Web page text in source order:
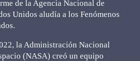
de la Agencia Nacional de
Unidos aludía a los Fenómenos
la Administración Nacional
(NASA) creó un equipo